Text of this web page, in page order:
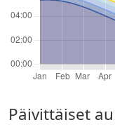
Päivittäiset